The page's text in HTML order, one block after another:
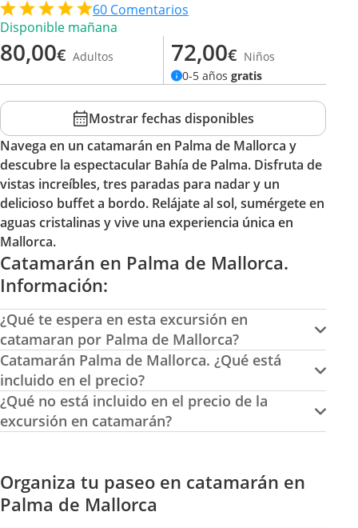
60 Comentarios
Disponible mañana
80,00€ Adultos 72,00€ Niños
0-5 años gratis
Mostrar fechas disponibles
Navega en un catamarán en Palma de Mallorca y
descubre la espectacular Bahía de Palma. Disfruta de
vistas increíbles, tres paradas para nadar y un
delicioso buffet a bordo. Relájate al sol, sumérgete en
aguas cristalinas y vive una experiencia única en
Mallorca.
Catamarán en Palma de Mallorca.
Información:
¿Qué te espera en esta excursión en
catamaran por Palma de Mallorca?
Catamarán Palma de Mallorca. ¿Qué está
incluido en el precio?
¿Qué no está incluido en el precio de la
excursión en catamarán?
Organiza tu paseo en catamarán en
Palma de Mallorca